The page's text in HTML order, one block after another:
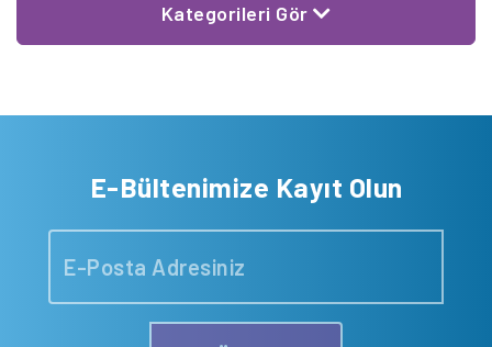
Kategorileri Gör
E-Bültenimize Kayıt Olun